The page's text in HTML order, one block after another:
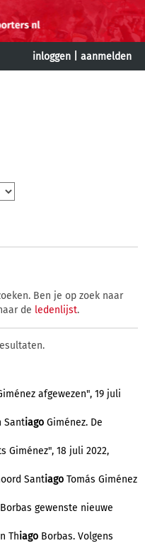
inloggen aanmelden
Ben je op zoek naar
de ledenlijst.
afgewezen", 19 juli
Santiago Giménez. De
Giménez", 18 juli 2022,
Santiago Tomás Giménez
Borbas gewenste nieuwe
Thiago Borbas. Volgens